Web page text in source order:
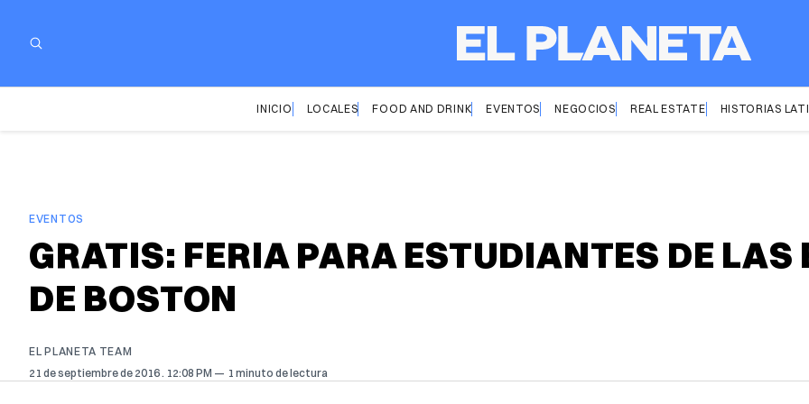
INICIO LOCALES FOOD AND DRINK EVENTOS NEGOCIOS REAL ESTATE HISTORIAS
EVENTOS
GRATIS: FERIA PARA ESTUDIANTES DE
DE BOSTON
EL PLANETA TEAM
21 de septiembre de 2016 . 12:08 PM 1 minuto de lectura